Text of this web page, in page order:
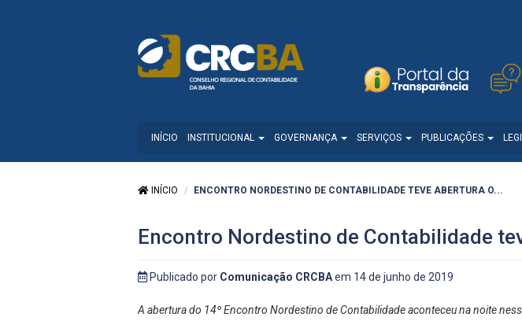
INÍCIO INSTITUCIONAL GOVERNANÇA SERVIÇOS PUBLICAÇÕES
INÍCIO ENCONTRO NORDESTINO DE CONTABILIDADE TEVE ABERTURA O...
Encontro Nordestino de Contabilidade
Publicado por Comunicação CRCBAem 14 de junho de 2019
A abertura do 14º Encontro Nordestino de Contabilidade aconteceu na noite